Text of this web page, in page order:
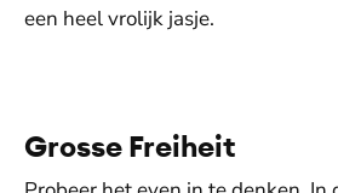
een heel vrolijk jasje.
De weergave van deze
Grosse Freiheit